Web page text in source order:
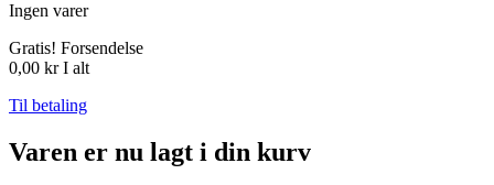
Ingen varer
Gratis! Forsendelse
0,00 kr I alt
Til betaling
Varen er nu lagt i din kurv